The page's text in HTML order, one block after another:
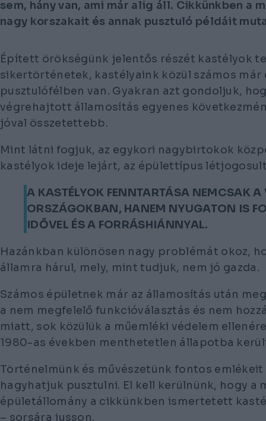
sem, hány van, ami már alig áll. Cikkünkben a
nagy korszakait és annak pusztuló példáit
Épített örökségünk jelentős részét kastélyok
sikertörténetek, kastélyaink közül számos már
pusztulófélben van. Gyakran azt gondoljuk,
végrehajtott államosítás egyenes
jóval összetettebb.
Mint látni fogjuk, az egykori nagybirtokok
kastélyok ideje lejárt, az épülettípus
A KASTÉLYOK FENNTARTÁSA NEMCSAK
ORSZÁGOKBAN, HANEM NYUGATON IS
IDŐVEL ÉS A FORRÁSHIÁNNYAL.
Hazánkban különösen nagy problémát okoz,
államra hárul, mely, mint tudjuk, nem jó gazda.
Számos épületnek már az államosítás után
a nem megfelelő funkcióválasztás és nem
miatt, sok közülük a műemléki védelem
1980-as években menthetetlen állapotba
Történelmünk és művészetünk fontos emlékeit
hagyhatjuk pusztulni. El kell kerülnünk, hogy a
épületállomány a cikkünkben ismertetett
– sorsára jusson.